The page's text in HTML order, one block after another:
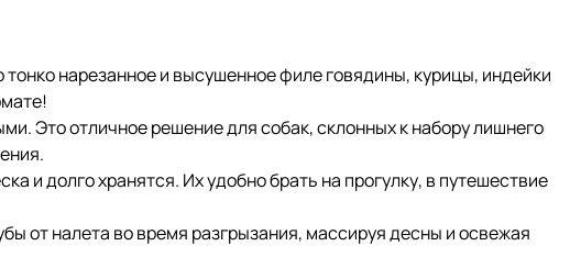
нарезанное и высушенное филе говядины, курицы, индейки
отличное решение для собак, склонных к набору лишнего
долго хранятся. Их удобно брать на прогулку, в путешествие
от налета во время разгрызания, массируя десны и освежая